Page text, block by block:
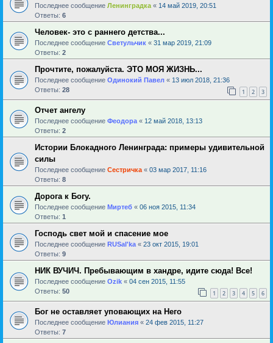
Последнее сообщение Ленинградка « 14 май 2019, 20:51
Ответы: 6
Человек- это с раннего детства...
Последнее сообщение Светульчик « 31 мар 2019, 21:09
Ответы: 2
Прочтите, пожалуйста. ЭТО МОЯ ЖИЗНЬ...
Последнее сообщение Одинокий Павел « 13 июл 2018, 21:36
Ответы: 28 1 2 3
Отчет ангелу
Последнее сообщение Феодора « 12 май 2018, 13:13
Ответы: 2
Истории Блокадного Ленинграда: примеры удивительной
силы
Последнее сообщение Сестричка « 03 мар 2017, 11:16
Ответы: 8
Дорога к Богу.
Последнее сообщение Миртеб « 06 ноя 2015, 11:34
Ответы: 1
Господь свет мой и спасение мое
Последнее сообщение RUSal'ka « 23 окт 2015, 19:01
Ответы: 9
НИК ВУЧИЧ. Пребывающим в хандре, идите сюда! Все!
Последнее сообщение Ozik « 04 сен 2015, 11:55
Ответы: 50 1 2 3 4 5 6
Бог не оставляет уповающих на Него
Последнее сообщение Юлиания « 24 фев 2015, 11:27
Ответы: 7